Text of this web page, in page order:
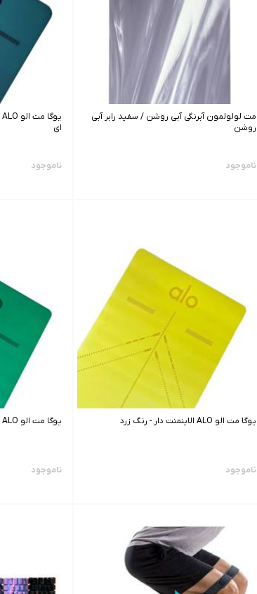
مت لولولمون آبرنگی آبی روشن / سفید رابر آبی
روشن
ناموجود
ای
ناموجود
یوگا مت الو ALO الاینمنت دار - رنگ زرد
ناموجود
یوگا مت الو ALO الاینمنت دار - رنگ سبز روشن
ناموجود